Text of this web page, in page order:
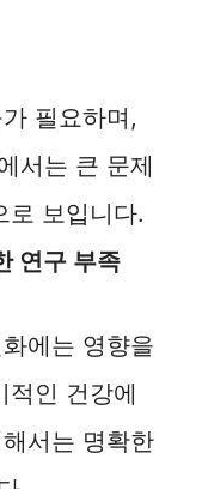
필요하며,
서는 큰 문제
로 보입니다.
연구 부족
에는 영향을
적인 건강에
서는 명확한